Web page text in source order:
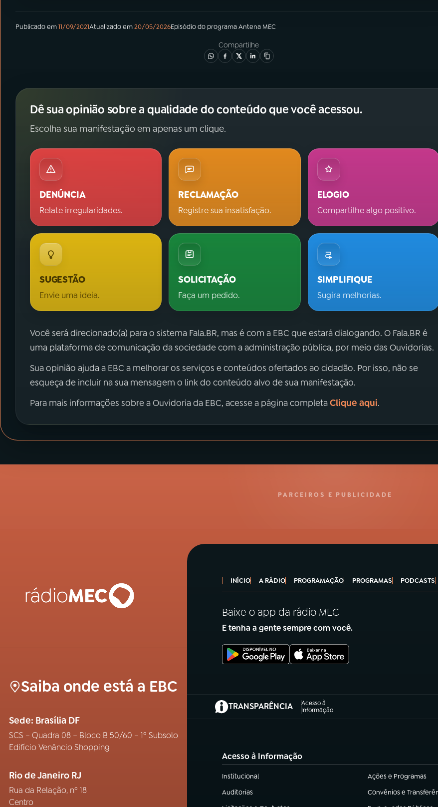
Publicado em11/09/2021Atualizado em20/05/2026Episódiodo programaAntena MEC
Compartilhe
Dê sua opinião sobre a qualidade do conteúdo que você acessou.
Escolha sua manifestação em apenas um clique.
DENÚNCIA
Relate irregularidades.
RECLAMAÇÃO
Registre sua insatisfação.
ELOGIO
Compartilhe algo positivo.
SUGESTÃO
Envie uma ideia.
SOLICITAÇÃO
Faça um pedido.
SIMPLIFIQUE
Sugira melhorias.
Você será direcionado(a) para o sistema Fala.BR, mas é com a EBC que estará dialogando. O Fala.BR é
uma plataforma de comunicação da sociedade com a administração pública, por meio das Ouvidorias.
Sua opinião ajuda a EBC a melhorar os serviços e conteúdos ofertados ao cidadão. Por isso, não se
esqueça de incluir na sua mensagem o link do conteúdo alvo de sua manifestação.
Para mais informações sobre a Ouvidoria da EBC, acesse a página completaClique aqui.
PARCEIROS E PUBLICIDADE
Saiba onde está a EBC
Sede: Brasília DF
SCS – Quadra 08 – Bloco B 50/60 – 1º Subsolo
Edifício Venâncio Shopping
Rio de Janeiro RJ
Rua da Relação, nº 18
Centro
INÍCIO A RÁDIO PROGRAMAÇÃO PROGRAMAS PODCASTS
Baixe o app da rádio MEC
E tenha a gente sempre com você.
TRANSPARÊNCIA
Acesso à
Informação
(abre em nova aba)
Acesso à Informação
Institucional
(abre em nova aba) Ações e Programas
(abre em nova aba)
Auditorias
(abre em nova aba) Convênios e
(abre em nova aba)